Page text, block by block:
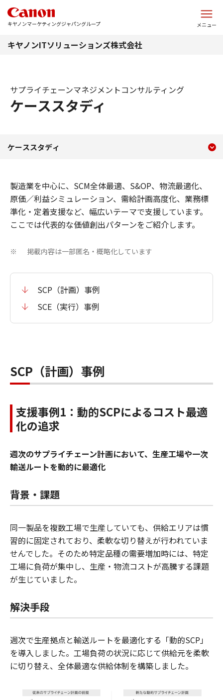
キヤノンマーケティングジャパングループ メニュー
キヤノンITソリューションズ株式会社
ケーススタディ
サプライチェーンマネジメントコンサルティング
ケーススタディ：サプラ
ケーススタディ
製造業を中心に、SCM全体最適、S&OP、物流最適化、
原価／利益シミュレーション、需給計画高度化、業務標
準化・定着支援など、幅広いテーマで支援しています。
ここでは代表的な価値創出パターンをご紹介します。
※ 掲載内容は一部匿名・概略化しています
SCP（計画）事例
SCE（実行）事例
SCP（計画）事例
支援事例1：動的SCPによるコスト最適
化の追求
週次のサプライチェーン計画において、生産工場や一次
輸送ルートを動的に最適化
背景・課題
同一製品を複数工場で生産していても、供給エリアは慣
習的に固定されており、柔軟な切り替えが行われていま
せんでした。そのため特定品種の需要増加時には、特定
工場に負荷が集中し、生産・物流コストが高騰する課題
が生じていました。
解決手段
週次で生産拠点と輸送ルートを最適化する「動的SCP」
を導入しました。工場負荷の状況に応じて供給元を柔軟
に切り替え、全体最適な供給体制を構築しました。